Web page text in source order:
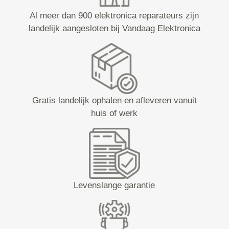
Al meer dan 900 elektronica reparateurs zijn
landelijk aangesloten bij Vandaag Elektronica
Gratis landelijk ophalen en afleveren vanuit
huis of werk
Levenslange garantie